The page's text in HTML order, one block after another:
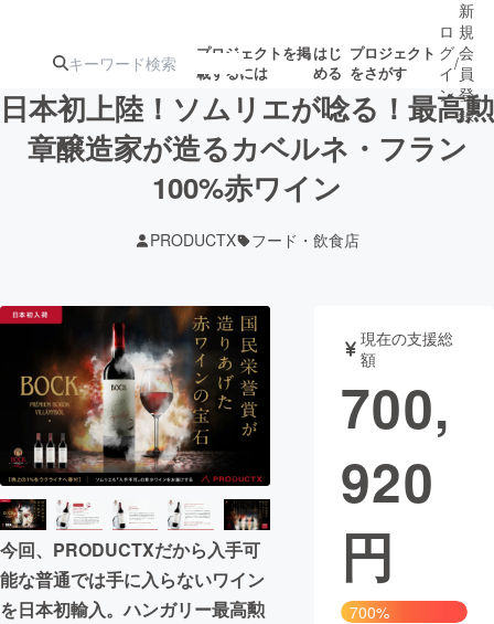
プロジェクトを掲
載するには
はじ
める
プロジェクト
をさがす
注目の新着プロ募集終了が近いプ
テクノロジー・ガジェット
映像・映画 書籍・雑誌
ビジネス・起業 チャレンジ
まちづくり・地域活性化
CAMPFIRE for Social Good
CAMPFIRE Creation
ロ
グ
イ
ン
/
新
規
会
員
登
録
日本初上陸！ソムリエが唸る！最高勲
章醸造家が造るカベルネ・フラン
100%赤ワイン
PRODUCTX フード・飲食店
今回、PRODUCTXだから入手可
能な普通では手に入らないワイン
を日本初輸入。ハンガリー最高勲
現在の支援総
額
700,
920
円
700%